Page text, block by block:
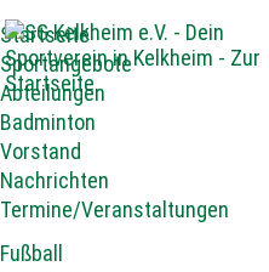
Startseite
Sportangebote
Abteilungen
Badminton
Vorstand
Nachrichten
Termine/Veranstaltungen
Fußball